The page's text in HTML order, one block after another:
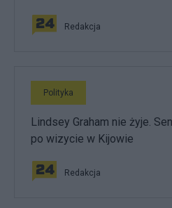
Redakcja
Polityka
Lindsey Graham nie żyje.
po wizycie w Kijowie
Redakcja